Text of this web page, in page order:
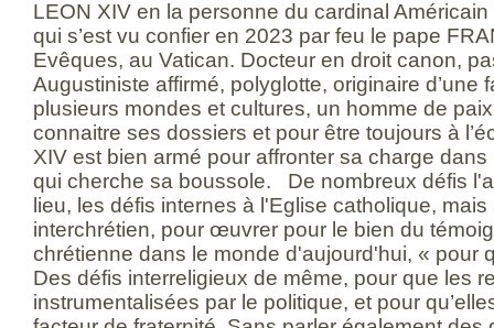
LEON XIV en la personne du cardinal
qui s’est vu confier en 2023 par feu le pape
Evêques, au Vatican. Docteur en droit canon,
Augustiniste affirmé, polyglotte, originaire d’une
plusieurs mondes et cultures, un homme de
connaitre ses dossiers et pour être toujours à
XIV est bien armé pour affronter sa charge
qui cherche sa boussole. De nombreux défis
lieu, les défis internes à l'Eglise catholique,
interchrétien, pour œuvrer pour le bien du
chrétienne dans le monde d'aujourd'hui, « pour
Des défis interreligieux de même, pour que les
instrumentalisées par le politique, et pour